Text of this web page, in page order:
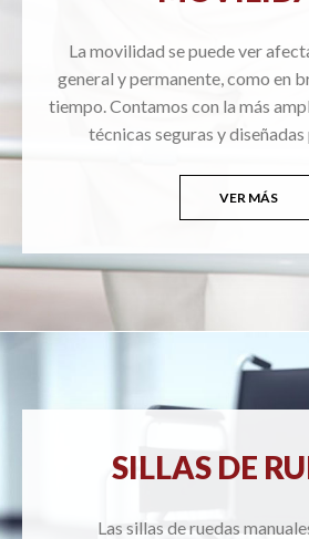
La movilidad se puede ver
general y permanente, como en
tiempo. Contamos con la más
técnicas seguras y
VER MÁS
SILLAS DE
Las sillas de ruedas